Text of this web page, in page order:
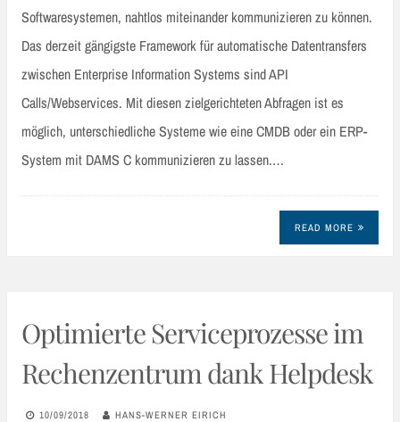
Softwaresystemen, nahtlos miteinander kommunizieren zu können.
Das derzeit gängigste Framework für automatische Datentransfers
zwischen Enterprise Information Systems sind API
Calls/Webservices. Mit diesen zielgerichteten Abfragen ist es
möglich, unterschiedliche Systeme wie eine CMDB oder ein ERP-
System mit DAMS C kommunizieren zu lassen.…
READ MORE
Optimierte Serviceprozesse im
Rechenzentrum dank Helpdesk
10/09/2018 HANS-WERNER EIRICH